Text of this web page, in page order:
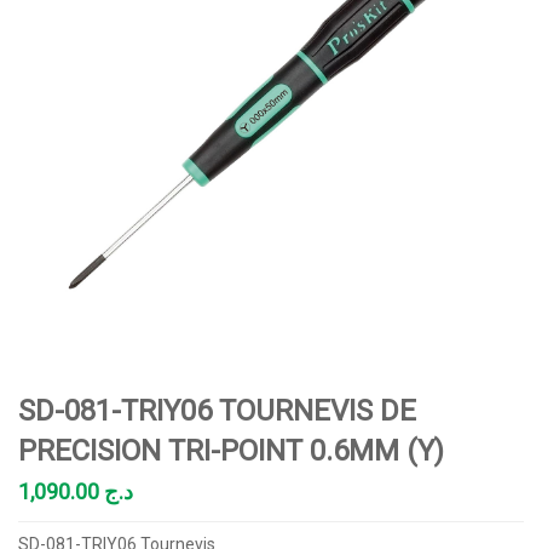
SD-081-TRIY06 TOURNEVIS DE
PRECISION TRI-POINT 0.6MM (Y)
د.ج
SD-081-TRIY06 Tournevis